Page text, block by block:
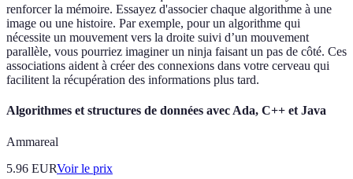
renforcer la mémoire. Essayez d'associer chaque algorithme à une
image ou une histoire. Par exemple, pour un algorithme qui
nécessite un mouvement vers la droite suivi d’un mouvement
parallèle, vous pourriez imaginer un ninja faisant un pas de côté. Ces
associations aident à créer des connexions dans votre cerveau qui
facilitent la récupération des informations plus tard.
Algorithmes et structures de données avec Ada, C++ et Java
Ammareal
5.96 EURVoir le prix